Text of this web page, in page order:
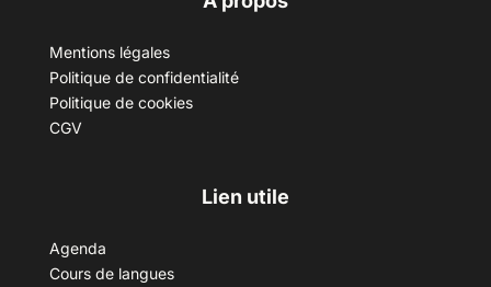
Mentions légales
Politique de confidentialité
Politique de cookies
CGV
Lien utile
Agenda
Cours de langues